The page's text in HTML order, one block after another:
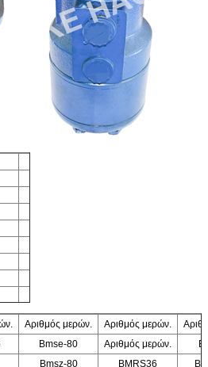
74
Αριθμός μερών. Αριθμός μερών.
Bmse-80 Αριθμός μερών.
Bmsz-80 BMRS36